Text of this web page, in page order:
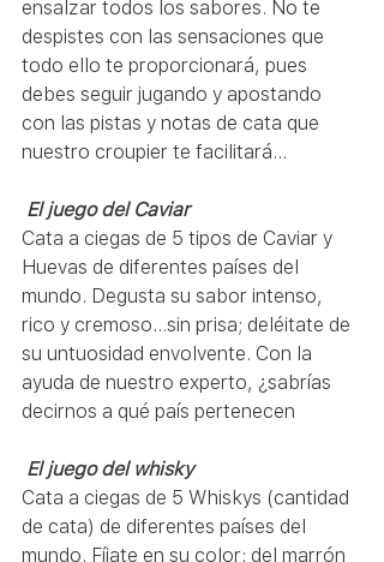
ensalzar todos los sabores. No te
despistes con las sensaciones que
todo ello te proporcionará, pues
debes seguir jugando y apostando
con las pistas y notas de cata que
nuestro croupier te facilitará…
El juego del Caviar
Cata a ciegas de 5 tipos de Caviar y
Huevas de diferentes países del
mundo. Degusta su sabor intenso,
rico y cremoso…sin prisa; deléitate de
su untuosidad envolvente. Con la
ayuda de nuestro experto, ¿sabrías
decirnos a qué país pertenecen
El juego del whisky
Cata a ciegas de 5 Whiskys (cantidad
de cata) de diferentes países del
mundo. Fíjate en su color: del marrón